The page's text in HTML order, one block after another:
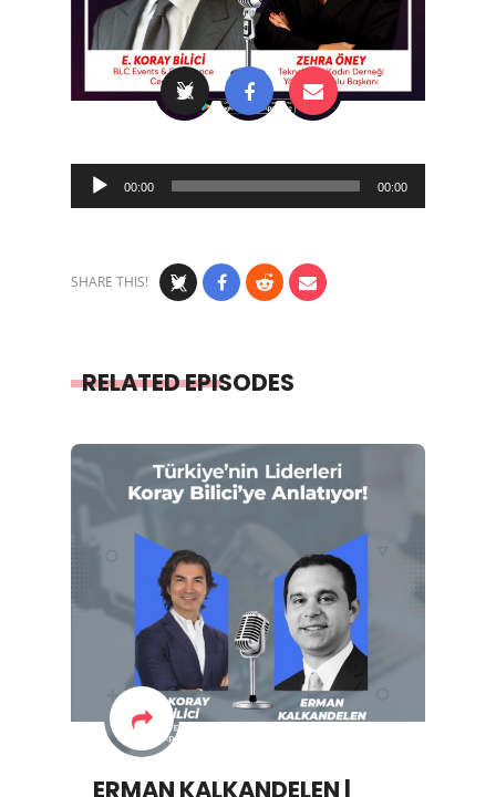
Audio
Player
00:00 00:00
SHARE THIS!
RELATED EPISODES
ERMAN KALKANDELEN |